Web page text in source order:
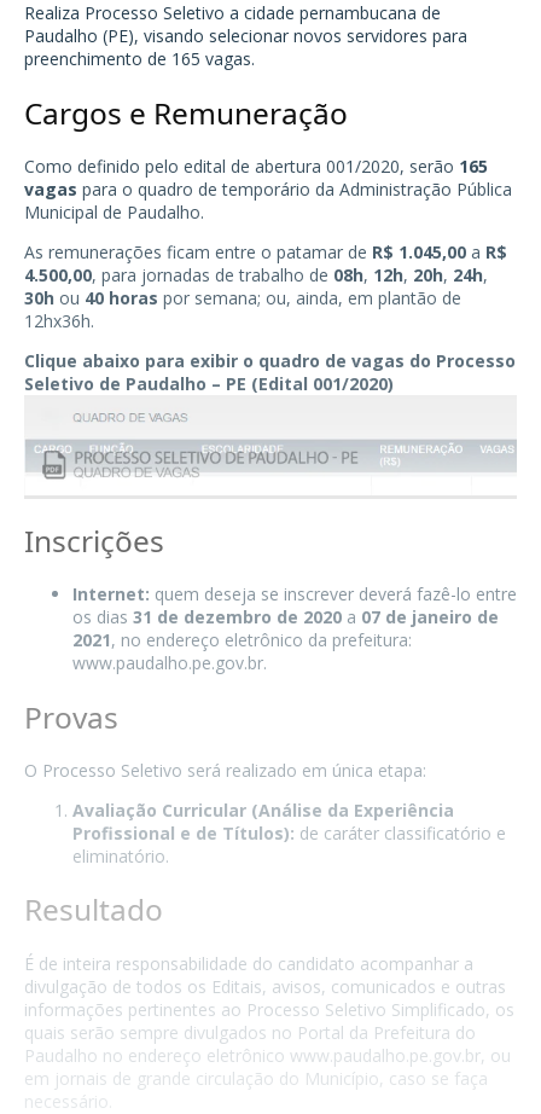
Realiza Processo Seletivo a cidade pernambucana de
Paudalho (PE), visando selecionar novos servidores para
preenchimento de 165 vagas.
Cargos e Remuneração
Como definido pelo edital de abertura 001/2020, serão 165
vagas para o quadro de temporário da Administração Pública
Municipal de Paudalho.
As remunerações ficam entre o patamar de R$ 1.045,00 a R$
4.500,00, para jornadas de trabalho de 08h, 12h, 20h, 24h,
30h ou 40 horas por semana; ou, ainda, em plantão de
12hx36h.
Clique abaixo para exibir o quadro de vagas do Processo
Seletivo de Paudalho – PE (Edital 001/2020)
Inscrições
Internet: quem deseja se inscrever deverá fazê-lo entre
os dias 31 de dezembro de 2020 a 07 de janeiro de
2021, no endereço eletrônico da prefeitura:
www.paudalho.pe.gov.br.
Provas
O Processo Seletivo será realizado em única etapa:
Avaliação Curricular (Análise da Experiência
Profissional e de Títulos): de caráter classificatório e
eliminatório.
Resultado
É de inteira responsabilidade do candidato acompanhar a
divulgação de todos os Editais, avisos, comunicados e outras
informações pertinentes ao Processo Seletivo Simplificado, os
quais serão sempre divulgados no Portal da Prefeitura do
Paudalho no endereço eletrônico www.paudalho.pe.gov.br, ou
em jornais de grande circulação do Município, caso se faça
necessário.